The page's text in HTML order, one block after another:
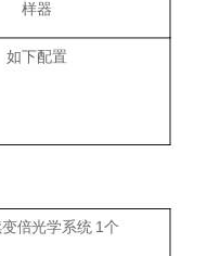
样器
如下配置
倍光学系统 1个